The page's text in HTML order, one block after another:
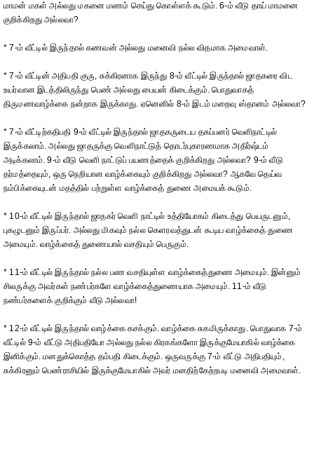
மாமன் மகள் அல்லது மகனை மணம் செய்து கொள்ளக் கூடும். 6-ம் வீடு தாய் மாமனை
குறிக்கிறது அல்லவா?
* 7-ம் வீட்டில் இருந்தால் கணவன் அல்லது மனைவி நல்ல விதமாக அமைவாள்.
* 7-ம் வீட்டின் அதிபதி குரு, சுக்கிரனாக இருந்து 8-ம் வீட்டில் இருந்தால் ஜாதகரை விட
உயர்வான இடத்திலிருந்து பெண் அல்லது பையன் கிடைக்கும். பொதுவாகத்
திருமணவாழ்க்கை நன்றாக இருக்காது. ஏனெனில் 8-ம் இடம் மறைவு ஸ்தானம் அல்லவா?
* 7-ம் வீட்டிற்கதிபதி 9-ம் வீட்டில் இருந்தால் ஜாதகருடைய தகப்பனர் வெளிநாட்டில்
இருக்கலாம். அல்லது ஜாதருக்கு வெளிநாட்டுத் தொடர்புகாரணமாக அதிர்ஷ்டம்
அடிக்கலாம். 9-ம் வீடு வெளி நாட்டுப் பயணத்தைக் குறிக்கிறது அல்லவா? 9-ம் வீடு
தர்மத்தையும், ஒரு நெறியான வாழ்க்கையும் குறிக்கிறது அல்லவா? ஆகவே தெய்வ
நம்பிக்கையுடன் மதத்தில் பற்றுள்ள வாழ்க்கைத் துணை அமையக் கூடும்.
* 10-ம் வீட்டில் இருந்தால் ஜாதகர் வெளி நாட்டில் உத்தியோகம் கிடைத்து பெயருடனும்,
புகழுடனும் இருப்பர். அல்லது மிகவும் நல்ல கெளரவத்துடன் கூடிய வாழ்க்கைத் துணை
அமையும். வாழ்க்கைத் துணையால் வசதியும் பெருகும்.
* 11-ம் வீட்டில் இருந்தால் நல்ல பண வசதியுள்ள வாழ்க்கைத்துணை அமையும். இன்னும்
சிலருக்கு அவர்கள் நண்பர்களே வாழ்க்கைத்துணையாக அமையும். 11-ம் வீடு
நண்பர்களைக் குறிக்கும் வீடு அல்லவா!
* 12-ம் வீட்டில் இருந்தால் வாழ்க்கை கசக்கும். வாழ்க்கை சுகமிருக்காது. பொதுவாக 7-ம்
வீட்டில் 9-ம் வீட்டு அதிபதியோ அல்லது நல்ல கிரகங்களோ இருக்குமேயாகில் வாழ்க்கை
இனிக்கும். மனதுக்கொத்த தம்பதி கிடைக்கும். ஒருவருக்கு 7-ம் வீட்டு அதிபதியும்,
சுக்கிரனும் பெண்ராசியில் இருக்குமேயாகில் அவர் மனதிற்கேற்றபடி மனைவி அமைவாள்.